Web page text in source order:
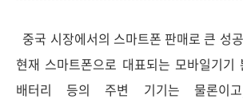
중국 시장에서의 스마트폰 판매로 큰 성
현재 스마트폰으로 대표되는 모바일기기
배터리 등의 주변 기기는 물론이